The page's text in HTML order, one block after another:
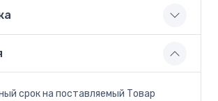
срок на поставляемый Товар